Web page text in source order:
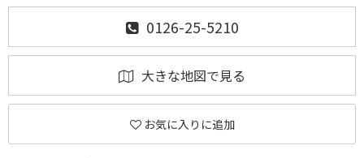
0126-25-5210
大きな地図で見る
お気に入りに追加